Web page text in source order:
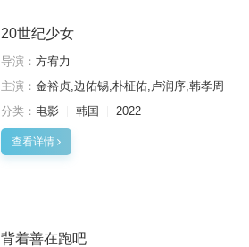
20世纪少女
导演： 方宥力
主演： 金裕贞,边佑锡,朴柾佑,卢润序,韩孝周
分类： 电影 韩国 2022
查看详情
背着善在跑吧